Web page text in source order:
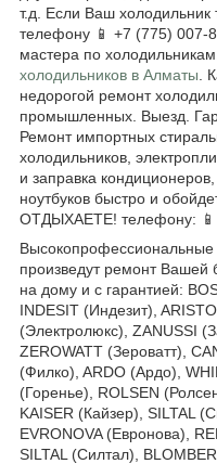
т.д. Если Ваш холодильник
телефону 📱 +7 (775) 007-
мастера по
холодильников в Алматы .
недорогой ремонт
промышленных. Выезд.
Ремонт импортных
холодильников,
и заправка
ноутбуков быстро и
ОТДЫХАЕТЕ! телефону: 📱
произведут ремонт Вашей
на дому и с гарантией:
INDESIT (Индезит),
(Электролюкс), ZANUSSI
ZEROWATT (Зероватт),
(Филко), ARDO (Ардо),
(Горенье), ROLSEN
KAISER (Кайзер), SILTAL
EVRONOVA (Евронова),
SILTAL (Силтал),